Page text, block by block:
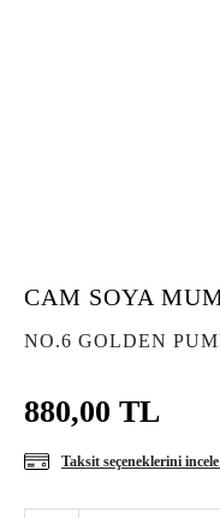
CAM SOYA
NO.6 GOLDEN
880,00 TL
Taksit seçeneklerini